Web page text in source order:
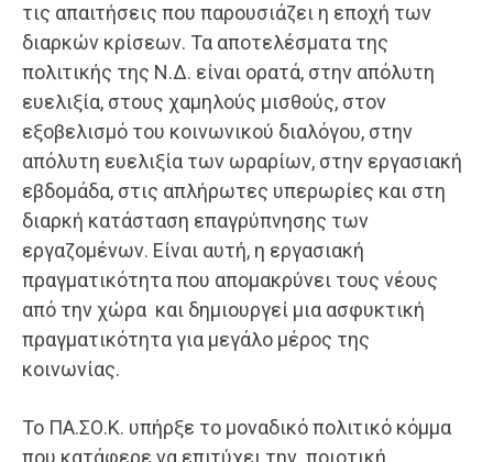
τις απαιτήσεις που παρουσιάζει η εποχή των
διαρκών κρίσεων. Τα αποτελέσματα της
πολιτικής της Ν.Δ. είναι ορατά, στην απόλυτη
ευελιξία, στους χαμηλούς μισθούς, στον
εξοβελισμό του κοινωνικού διαλόγου, στην
απόλυτη ευελιξία των ωραρίων, στην εργασιακή
εβδομάδα, στις απλήρωτες υπερωρίες και στη
διαρκή κατάσταση επαγρύπνησης των
εργαζομένων. Είναι αυτή, η εργασιακή
πραγματικότητα που απομακρύνει τους νέους
από την χώρα και δημιουργεί μια ασφυκτική
πραγματικότητα για μεγάλο μέρος της
κοινωνίας.
Το ΠΑ.ΣΟ.Κ. υπήρξε το μοναδικό πολιτικό κόμμα
που κατάφερε να επιτύχει την ποιοτική